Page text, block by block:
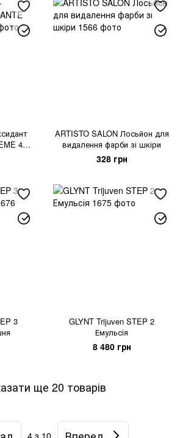
40
ARTISTO SALON Лосьйон для
видалення фарби зі шкіри
328 грн
3
GLYNT Trijuven STEP 2
Емульсія
8 480 грн
ще 20 товарів
4 з 10